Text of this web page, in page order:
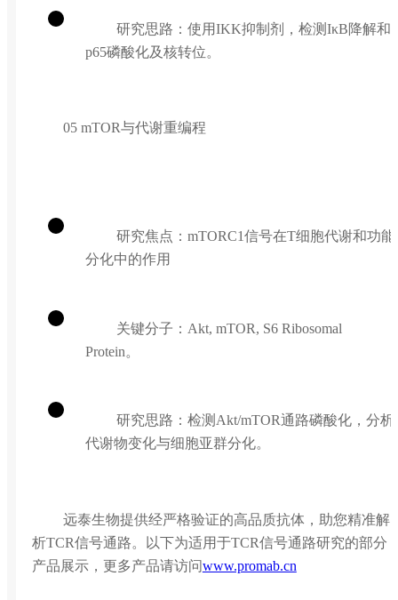
研究思路：使用IKK抑制剂，检测IκB降解和
p65磷酸化及核转位。
05 mTOR与代谢重编程
研究焦点：mTORC1信号在T细胞代谢和功能
分化中的作用
关键分子：Akt, mTOR, S6 Ribosomal
Protein。
研究思路：检测Akt/mTOR通路磷酸化，分析
代谢物变化与细胞亚群分化。
远泰生物提供经严格验证的高品质抗体，助您精准解
析TCR信号通路。以下为适用于TCR信号通路研究的部分
产品展示，更多产品请访问www.promab.cn